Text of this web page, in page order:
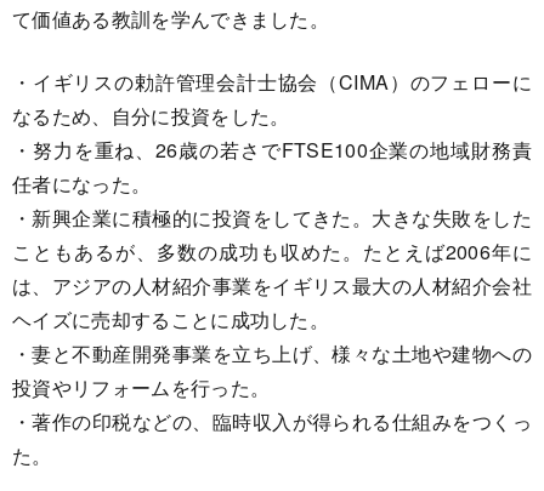
て価値ある教訓を学んできました。
・イギリスの勅許管理会計士協会（CIMA）のフェローに
なるため、自分に投資をした。
・努力を重ね、26歳の若さでFTSE100企業の地域財務責
任者になった。
・新興企業に積極的に投資をしてきた。大きな失敗をした
こともあるが、多数の成功も収めた。たとえば2006年に
は、アジアの人材紹介事業をイギリス最大の人材紹介会社
ヘイズに売却することに成功した。
・妻と不動産開発事業を立ち上げ、様々な土地や建物への
投資やリフォームを行った。
・著作の印税などの、臨時収入が得られる仕組みをつくっ
た。